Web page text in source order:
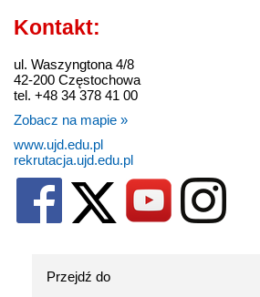
Kontakt:
ul. Waszyngtona 4/8
42-200 Częstochowa
tel. +48 34 378 41 00
Zobacz na mapie »
www.ujd.edu.pl
rekrutacja.ujd.edu.pl
Przejdź do